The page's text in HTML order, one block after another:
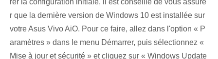
rer la configuration initiale, il est conseillé de vous assure
r que la dernière version de Windows 10 est installée sur
votre Asus Vivo AiO. Pour ce faire, allez dans l'option « P
aramètres » dans le menu Démarrer, puis sélectionnez «
Mise à jour et sécurité » et cliquez sur « Windows Update